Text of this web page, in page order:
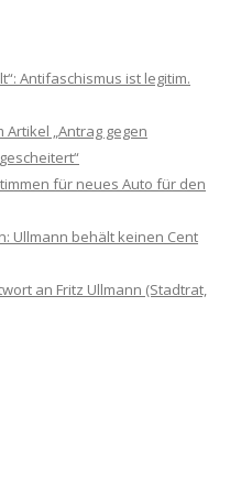
Antifaschismus ist legitim.
„Antrag gegen
für neues Auto für den
Ullmann behält keinen Cent
an Fritz Ullmann (Stadtrat,